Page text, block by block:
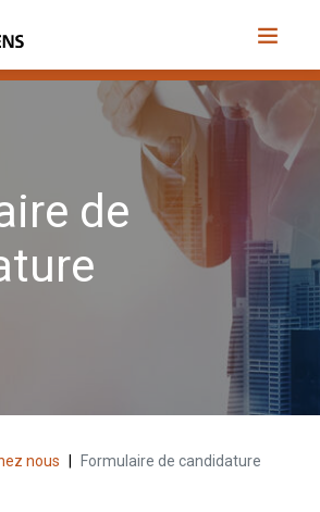
de
nous Formulaire de candidature